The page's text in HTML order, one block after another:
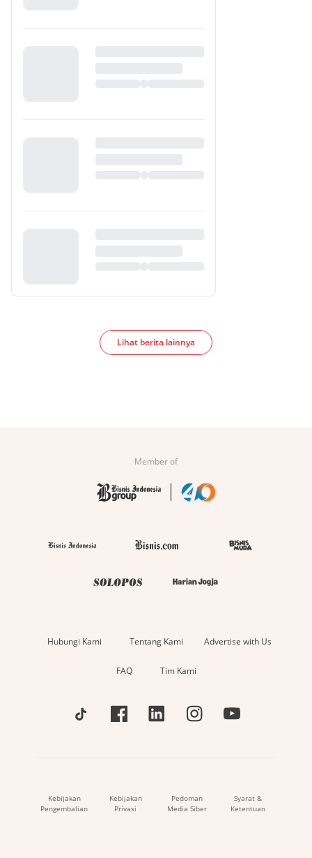
Lihat berita lainnya
Member of
Hubungi Kami Tentang Kami Advertise with Us
FAQ Tim Kami
Kebijakan
Pengembalian
Kebijakan
Privasi
Pedoman
Media Siber
Syarat &
Ketentuan